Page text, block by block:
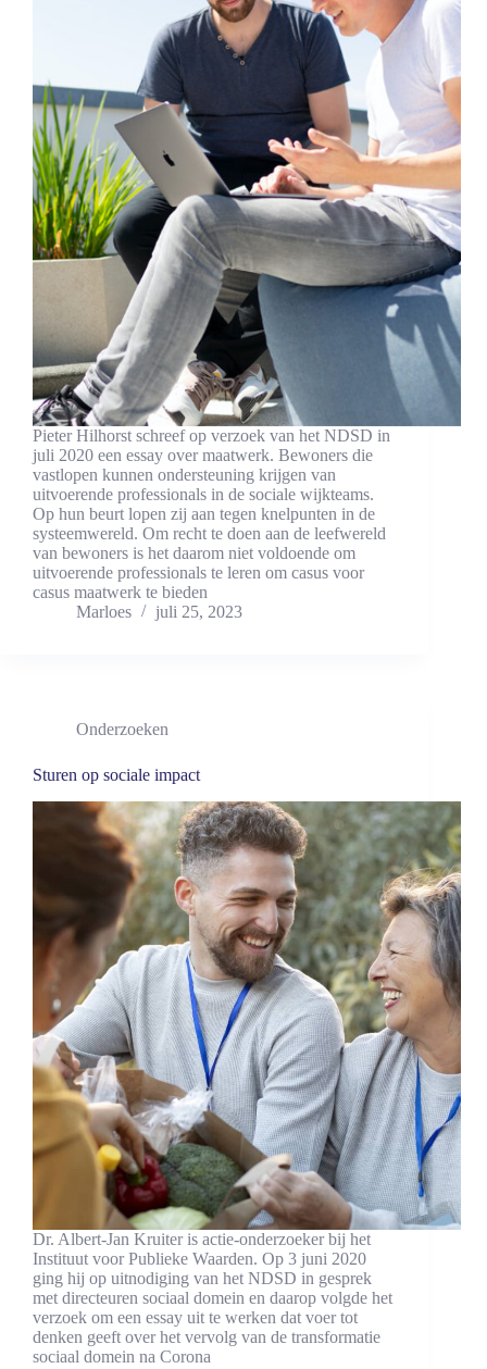
Pieter Hilhorst schreef op verzoek van het NDSD in
juli 2020 een essay over maatwerk. Bewoners die
vastlopen kunnen ondersteuning krijgen van
uitvoerende professionals in de sociale wijkteams.
Op hun beurt lopen zij aan tegen knelpunten in de
systeemwereld. Om recht te doen aan de leefwereld
van bewoners is het daarom niet voldoende om
uitvoerende professionals te leren om casus voor
casus maatwerk te bieden
Marloes
juli 25, 2023
Onderzoeken
Sturen op sociale impact
Dr. Albert-Jan Kruiter is actie-onderzoeker bij het
Instituut voor Publieke Waarden. Op 3 juni 2020
ging hij op uitnodiging van het NDSD in gesprek
met directeuren sociaal domein en daarop volgde het
verzoek om een essay uit te werken dat voer tot
denken geeft over het vervolg van de transformatie
sociaal domein na Corona